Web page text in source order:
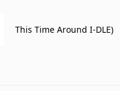
This Time Around I-DLE)